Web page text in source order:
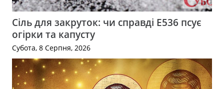
Сіль для закруток: чи справді Е536 псує
огірки та капусту
Субота, 8 Серпня, 2026